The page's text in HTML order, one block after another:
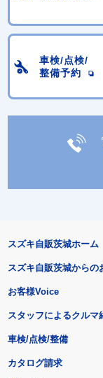
車検/点検/
整備予約
スズキ自販茨城ホーム
スズキ自販茨城からの
お客様Voice
スタッフによるクルマ
車検/点検/整備
カタログ請求